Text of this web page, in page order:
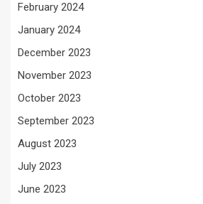
February 2024
January 2024
December 2023
November 2023
October 2023
September 2023
August 2023
July 2023
June 2023